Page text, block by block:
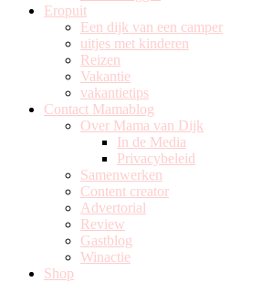
Eropuit
Een dijk van een camper
uitjes met kinderen
Reizen
Vakantie
vakantietips
Contact Mamablog
Over Mama van Dijk
In de Media
Privacybeleid
Samenwerken
Content creator
Advertorial
Review
Gastblog
Winactie
Shop